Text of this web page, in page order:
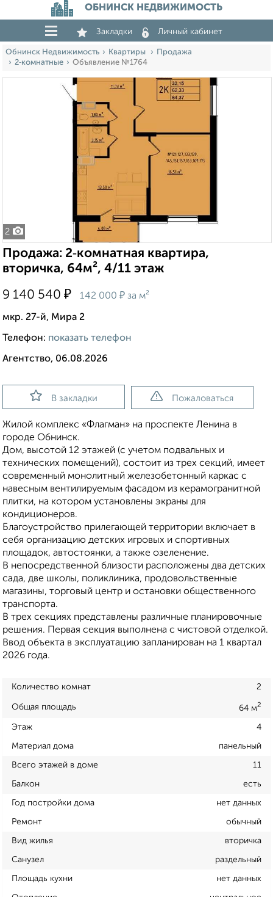
ОБНИНСК НЕДВИЖИМОСТЬ
Закладки Личный кабинет
Обнинск Недвижимость Квартиры
Продажа
2‑комнатные
Объявление №1764
2
Продажа: 2‑комнатная квартира,
вторичка, 64м², 4/11 этаж
9 140 540 ₽ 142 000 ₽ за м²
мкр. 27-й, Мира 2
Телефон: показать телефон
Агентство, 06.08.2026
В закладки Пожаловаться
Жилой комплекс «Флагман» на проспекте Ленина в
городе Обнинск.
Дом, высотой 12 этажей (с учетом подвальных и
технических помещений), состоит из трех секций, имеет
современный монолитный железобетонный каркас с
навесным вентилируемым фасадом из керамогранитной
плитки, на котором установлены экраны для
кондиционеров.
Благоустройство прилегающей территории включает в
себя организацию детских игровых и спортивных
площадок, автостоянки, а также озеленение.
В непосредственной близости расположены два детских
сада, две школы, поликлиника, продовольственные
магазины, торговый центр и остановки общественного
транспорта.
В трех секциях представлены различные планировочные
решения. Первая секция выполнена с чистовой отделкой.
Ввод объекта в эксплуатацию запланирован на 1 квартал
2026 года.
Количество комнат 2
Общая площадь 64 м2
Этаж 4
Материал дома панельный
Всего этажей в доме 11
Балкон есть
Год постройки дома нет данных
Ремонт обычный
Вид жилья вторичка
Санузел раздельный
Площадь кухни нет данных